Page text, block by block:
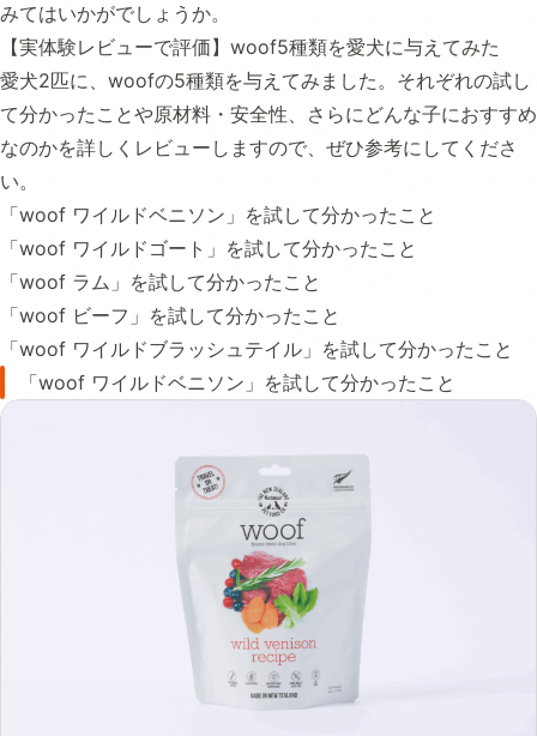
みてはいかがでしょうか。
【実体験レビューで評価】woof5種類を愛犬に与えてみた
愛犬2匹に、woofの5種類を与えてみました。それぞれの試し
て分かったことや原材料・安全性、さらにどんな子におすすめ
なのかを詳しくレビューしますので、ぜひ参考にしてくださ
い。
「woof ワイルドベニソン」を試して分かったこと
「woof ワイルドゴート」を試して分かったこと
「woof ラム」を試して分かったこと
「woof ビーフ」を試して分かったこと
「woof ワイルドブラッシュテイル」を試して分かったこと
「woof ワイルドベニソン」を試して分かったこと